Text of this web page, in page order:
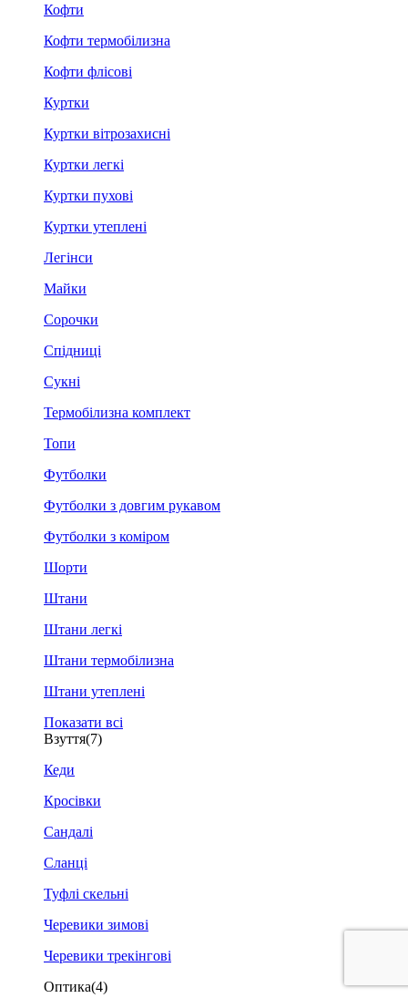
Кофти
Кофти термобілизна
Кофти флісові
Куртки
Куртки вітрозахисні
Куртки легкі
Куртки пухові
Куртки утеплені
Легінси
Майки
Сорочки
Спідниці
Сукні
Термобілизна комплект
Топи
Футболки
Футболки з довгим рукавом
Футболки з коміром
Шорти
Штани
Штани легкі
Штани термобілизна
Штани утеплені
Показати всі
Взуття(7)
Кеди
Кросівки
Сандалі
Сланці
Туфлі скельні
Черевики зимові
Черевики трекінгові
Оптика(4)